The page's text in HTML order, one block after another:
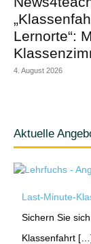
Lernorte“:
4. August 2026
Aktuelle
Last-Minute-
Sichern Sie
Klassenfahrt